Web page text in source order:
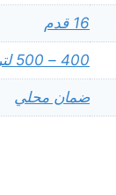
16 قدم
400 – 500 لتر
ضمان محلي